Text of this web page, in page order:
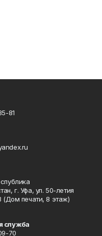
81
г. Уфа, ул. 50-летия
(Дом печати, 8 этаж)
служба
70